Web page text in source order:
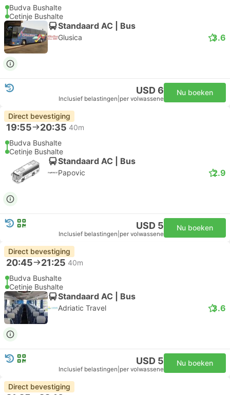
Budva Bushalte
Cetinje Bushalte
Standaard AC | Bus
Glusica 3.6
USD 6
Inclusief belastingen per volwassene
Nu boeken
Direct bevestiging
19:55 20:35 40m
Budva Bushalte
Cetinje Bushalte
Standaard AC | Bus
Papovic 2.9
USD 5
Inclusief belastingen per volwassene
Nu boeken
Direct bevestiging
20:45 21:25 40m
Budva Bushalte
Cetinje Bushalte
Standaard AC | Bus
Adriatic Travel 3.6
USD 5
Inclusief belastingen per volwassene
Nu boeken
Direct bevestiging